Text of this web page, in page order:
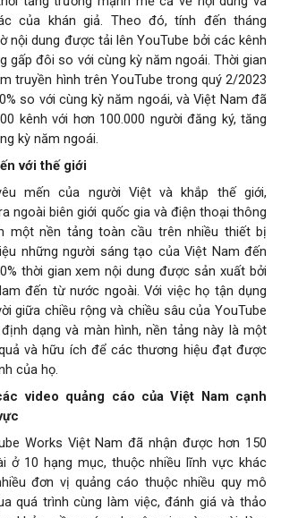
của khán giả. Theo đó, tính đến tháng
nội dung được tải lên YouTube bởi các kênh
gấp đôi so với cùng kỳ năm ngoái. Thời gian
truyền hình trên YouTube trong quý 2/2023
so với cùng kỳ năm ngoái, và Việt Nam đã
kênh với hơn 100.000 người đăng ký, tăng
kỳ năm ngoái.
với thế giới
mến của người Việt và khắp thế giới,
ngoài biên giới quốc gia và điện thoại thông
một nền tảng toàn cầu trên nhiều thiết bị
những người sáng tạo của Việt Nam đến
thời gian xem nội dung được sản xuất bởi
đến từ nước ngoài. Với việc họ tận dụng
giữa chiều rộng và chiều sâu của YouTube
dạng và màn hình, nền tảng này là một
và hữu ích để các thương hiệu đạt được
của họ.
video quảng cáo của Việt Nam cạnh
Works Việt Nam đã nhận được hơn 150
ở 10 hạng mục, thuộc nhiều lĩnh vực khác
đơn vị quảng cáo thuộc nhiều quy mô
quá trình cùng làm việc, đánh giá và thảo